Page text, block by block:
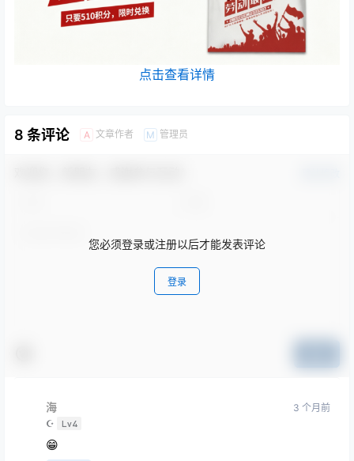
点击查看详情
8 条评论 A 文章作者 M 管理员
您必须登录或注册以后才能发表评论
登录
海
☪ Lv4
3 个月前
😁